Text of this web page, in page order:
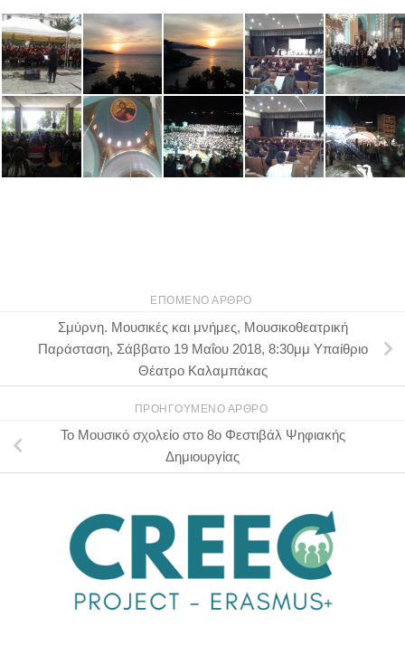
ΕΠΌΜΕΝΟ ΆΡΘΡΟ
Σμύρνη. Μουσικές και μνήμες, Μουσικοθεατρική
Παράσταση, Σάββατο 19 Μαΐου 2018, 8:30μμ Υπαίθριο
Θέατρο Καλαμπάκας
ΠΡΟΗΓΟΎΜΕΝΟ ΆΡΘΡΟ
Το Μουσικό σχολείο στο 8ο Φεστιβάλ Ψηφιακής
Δημιουργίας